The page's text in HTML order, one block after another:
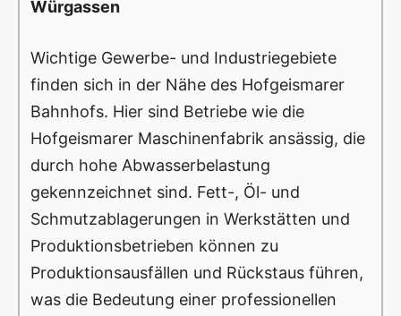
Würgassen
Wichtige Gewerbe- und Industriegebiete
finden sich in der Nähe des Hofgeismarer
Bahnhofs. Hier sind Betriebe wie die
Hofgeismarer Maschinenfabrik ansässig, die
durch hohe Abwasserbelastung
gekennzeichnet sind. Fett-, Öl- und
Schmutzablagerungen in Werkstätten und
Produktionsbetrieben können zu
Produktionsausfällen und Rückstaus führen,
was die Bedeutung einer professionellen